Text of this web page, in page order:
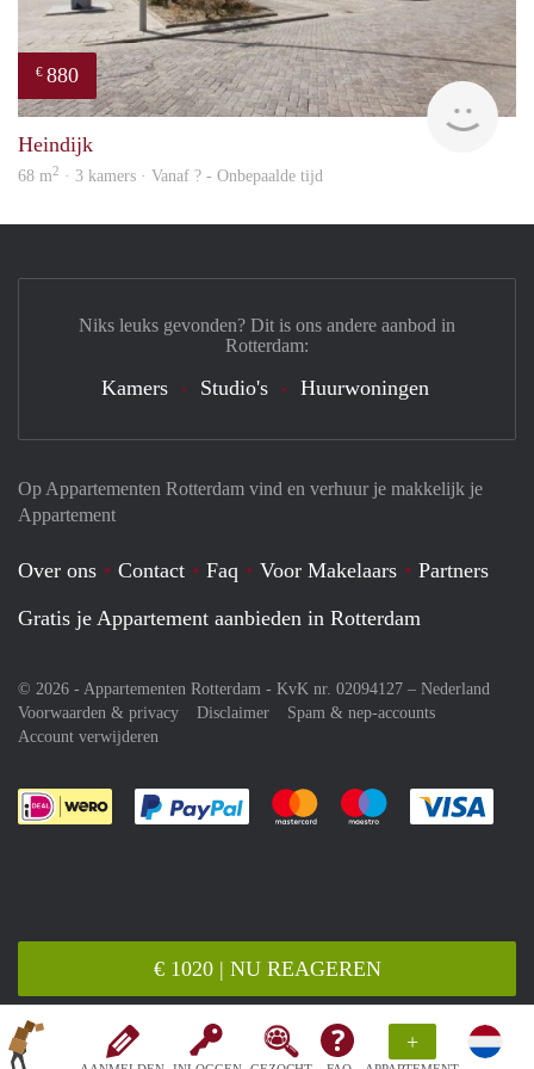
+
€ 1020 | NU REAGEREN
€ 880
Heindijk
68 m2 · 3 kamers · Vanaf ? - Onbepaalde tijd
Op Appartementen Rotterdam vind en verhuur je makkelijk je
Appartement
Over ons Contact Faq Voor Makelaars
Partners
Gratis je Appartement aanbieden in Rotterdam
© 2026 - Appartementen Rotterdam - KvK nr. 02094127 – Nederland
Voorwaarden & privacy
Disclaimer
Spam & nep-accounts
Account verwijderen
Je rekent gemakkelijk af met Paypal
Je rekent gemakkelijk af met
Je rekent
Niks leuks gevonden? Dit is ons andere aanbod in
Rotterdam:
Kamers Studio's Huurwoningen